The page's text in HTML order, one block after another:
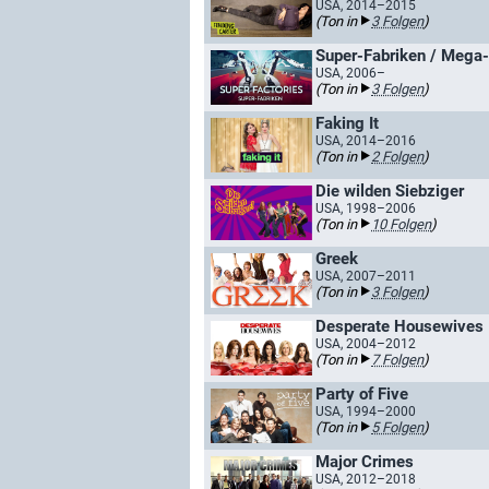
USA, 2014–2015
(Ton in 3 Folgen)
Super-Fabriken /
USA, 2006–
(Ton in 3 Folgen)
Faking It
USA, 2014–2016
(Ton in 2 Folgen)
Die wilden Siebziger
USA, 1998–2006
(Ton in 10 Folgen)
Greek
USA, 2007–2011
(Ton in 3 Folgen)
Desperate Housewives
USA, 2004–2012
(Ton in 7 Folgen)
Party of Five
USA, 1994–2000
(Ton in 5 Folgen)
Major Crimes
USA, 2012–2018